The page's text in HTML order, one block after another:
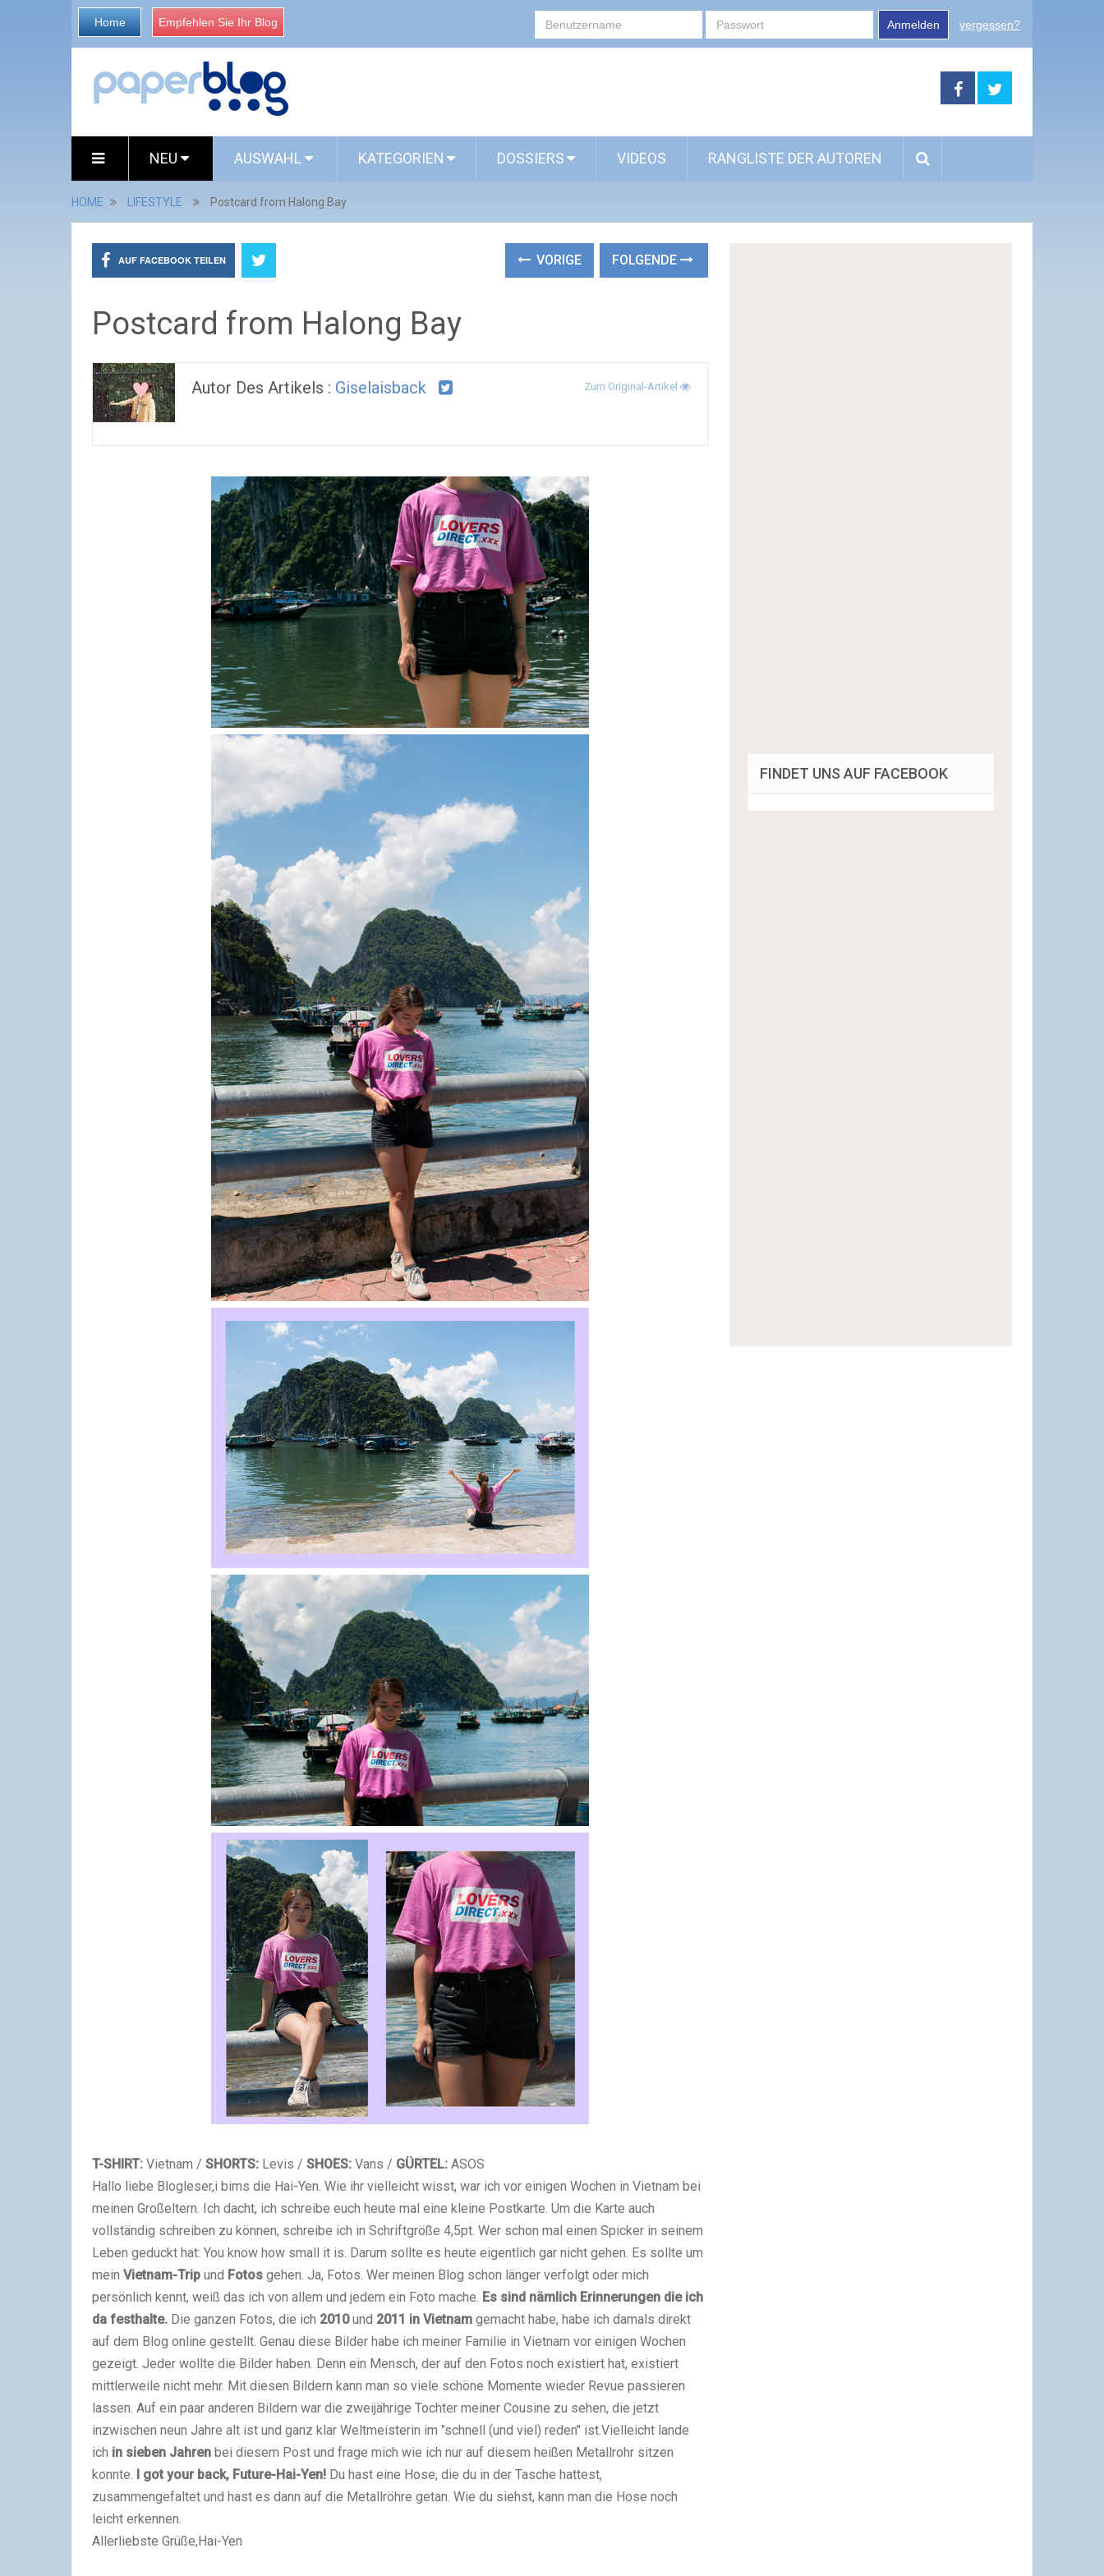
Home Empfehlen Sie Ihr Blog Anmelden vergessen?
NEU AUSWAHL KATEGORIEN DOSSIERS VIDEOS RANGLISTE DER AUTOREN
HOME LIFESTYLE Postcard from Halong Bay
AUF FACEBOOK TEILEN VORIGE FOLGENDE
Postcard from Halong Bay
Autor Des Artikels : Giselaisback Zum Original-Artikel
T-SHIRT: Vietnam / SHORTS: Levis / SHOES: Vans / GÜRTEL: ASOS
Hallo liebe Blogleser,i bims die Hai-Yen. Wie ihr vielleicht wisst, war ich vor einigen Wochen in Vietnam bei
meinen Großeltern. Ich dacht, ich schreibe euch heute mal eine kleine Postkarte. Um die Karte auch
vollständig schreiben zu können, schreibe ich in Schriftgröße 4,5pt. Wer schon mal einen Spicker in seinem
Leben geduckt hat: You know how small it is. Darum sollte es heute eigentlich gar nicht gehen. Es sollte um
mein Vietnam-Trip und Fotos gehen. Ja, Fotos. Wer meinen Blog schon länger verfolgt oder mich
persönlich kennt, weiß das ich von allem und jedem ein Foto mache. Es sind nämlich Erinnerungen die ich
da festhalte. Die ganzen Fotos, die ich 2010und 2011 in Vietnam gemacht habe, habe ich damals direkt
auf dem Blog online gestellt. Genau diese Bilder habe ich meiner Familie in Vietnam vor einigen Wochen
gezeigt. Jeder wollte die Bilder haben. Denn ein Mensch, der auf den Fotos noch existiert hat, existiert
mittlerweile nicht mehr. Mit diesen Bildern kann man so viele schöne Momente wieder Revue passieren
lassen. Auf ein paar anderen Bildern war die zweijährige Tochter meiner Cousine zu sehen, die jetzt
inzwischen neun Jahre alt ist und ganz klar Weltmeisterin im "schnell (und viel) reden" ist.Vielleicht lande
ich in sieben Jahren bei diesem Post und frage mich wie ich nur auf diesem heißen Metallrohr sitzen
konnte. I got your back, Future-Hai-Yen! Du hast eine Hose, die du in der Tasche hattest,
zusammengefaltet und hast es dann auf die Metallröhre getan. Wie du siehst, kann man die Hose noch
leicht erkennen.
Allerliebste Grüße,Hai-Yen
FINDET UNS AUF FACEBOOK